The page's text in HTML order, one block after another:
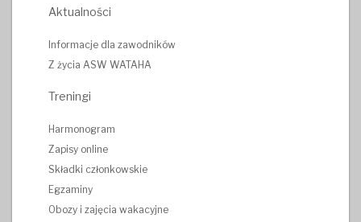
Aktualności
Informacje dla zawodników
Z życia ASW WATAHA
Treningi
Harmonogram
Zapisy online
Składki członkowskie
Egzaminy
Obozy i zajęcia wakacyjne